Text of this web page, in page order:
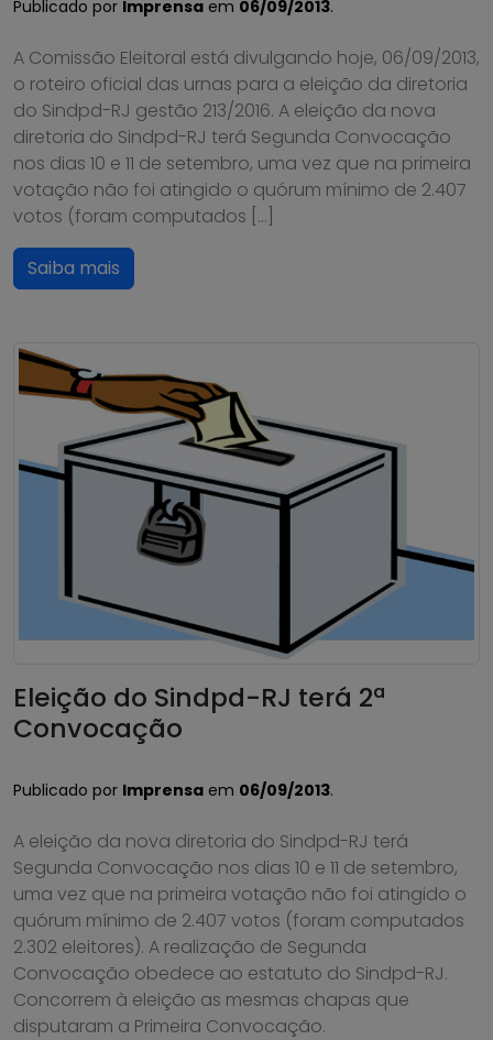
Publicado por Imprensa em 06/09/2013.
A Comissão Eleitoral está divulgando hoje, 06/09/2013,
o roteiro oficial das urnas para a eleição da diretoria
do Sindpd-RJ gestão 213/2016. A eleição da nova
diretoria do Sindpd-RJ terá Segunda Convocação
nos dias 10 e 11 de setembro, uma vez que na primeira
votação não foi atingido o quórum mínimo de 2.407
votos (foram computados […]
Saiba mais
Eleição do Sindpd-RJ terá 2ª
Convocação
Publicado por Imprensa em 06/09/2013.
A eleição da nova diretoria do Sindpd-RJ terá
Segunda Convocação nos dias 10 e 11 de setembro,
uma vez que na primeira votação não foi atingido o
quórum mínimo de 2.407 votos (foram computados
2.302 eleitores). A realização de Segunda
Convocação obedece ao estatuto do Sindpd-RJ.
Concorrem à eleição as mesmas chapas que
disputaram a Primeira Convocação.